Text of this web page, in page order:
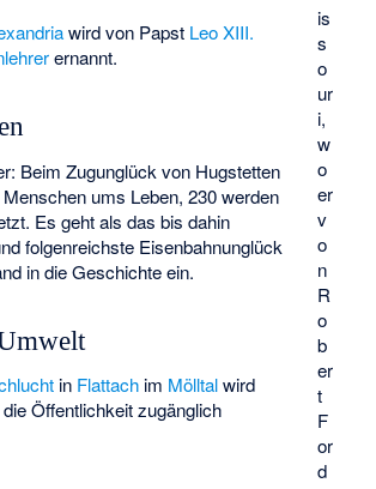
is
s
o
ur
i,
w
o
er
v
o
n
R
o
b
er
t
F
or
d
wird von Papst Leo XIII.
ernannt.
Beim Zugunglück von Hugstetten
ums Leben, 230 werden
Es geht als das bis dahin
folgenreichste Eisenbahnunglück
in die Geschichte ein.
in Flattachim Mölltalwird
Öffentlichkeit zugänglich